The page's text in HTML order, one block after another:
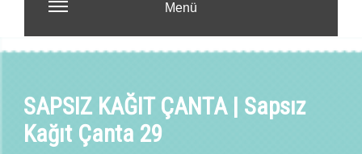
Menü
SAPSIZ KAĞIT ÇANTA | Sapsız
Kağıt Çanta 29